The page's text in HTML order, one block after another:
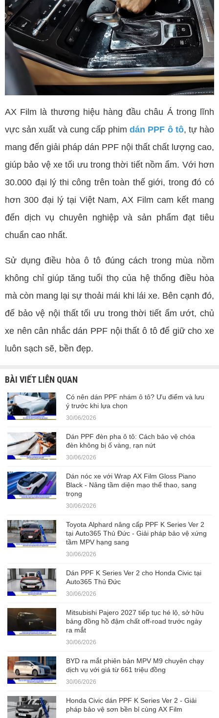
AX Film là thương hiệu hàng đầu châu Á trong lĩnh
vực sản xuất và cung cấp phimdán PPF ô tô, tự hào
mang đến giải pháp dán PPF nội thất chất lượng cao,
giúp bảo vệ xe tối ưu trong thời tiết nồm ẩm. Với hơn
30.000 đại lý thi công trên toàn thế giới, trong đó có
hơn 300 đại lý tại Việt Nam, AX Film cam kết mang
đến dịch vụ chuyên nghiệp và sản phẩm đạt tiêu
chuẩn cao nhất.
Sử dụng điều hòa ô tô đúng cách trong mùa nồm
không chỉ giúp tăng tuổi thọ của hệ thống điều hòa
mà còn mang lại sự thoải mái khi lái xe. Bên cạnh đó,
để bảo vệ nội thất tối ưu trong thời tiết ẩm ướt, chủ
xe nên cân nhắc dán PPF nội thất ô tô để giữ cho xe
luôn sạch sẽ, bền đẹp.
BÀI VIẾT LIÊN QUAN
Có nên dán PPF nhám ô tô? Ưu điểm và lưu
ý trước khi lựa chọn
30/06/2026
Dán PPF đèn pha ô tô: Cách bảo vệ chóa
đèn không bị ố vàng, rạn nứt
30/06/2026
Dán nóc xe với Wrap AX Film Gloss Piano
Black - Nâng tầm diện mạo thể thao, sang
trọng
30/06/2026
Toyota Alphard nâng cấp PPF K Series Ver 2
tại Auto365 Thủ Đức - Giải pháp bảo vệ xứng
tầm MPV hạng sang
30/06/2026
Dán PPF K Series Ver 2 cho Honda Civic tại
Auto365 Thủ Đức
30/06/2026
Mitsubishi Pajero 2027 tiếp tục hé lộ, sở hữu
bảng đồng hồ đậm chất off-road trước ngày
ra mắt
30/06/2026
BYD ra mắt phiên bản MPV M9 chuyên chạy
dịch vụ với giá từ 661 triệu đồng
30/06/2026
Honda Civic dán PPF K Series Ver 2 - Giải
pháp bảo vệ sơn bền bỉ cùng AX Film